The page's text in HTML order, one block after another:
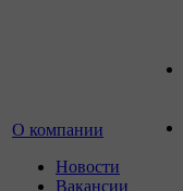
О компании
Новости
Вакансии